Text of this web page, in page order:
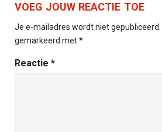
VOEG JOUW REACTIE TOE
Je e-mailadres wordt niet gepubliceerd.
gemarkeerd met*
Reactie *